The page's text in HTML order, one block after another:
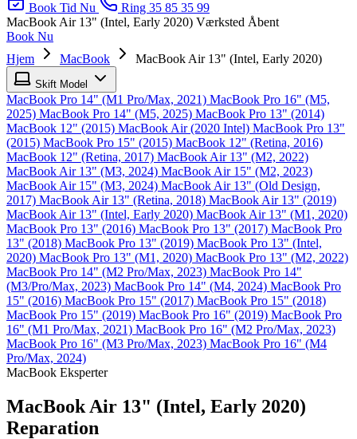
Book Tid Nu
Ring 35 85 35 99
MacBook Air 13" (Intel, Early 2020) Værksted Åbent
Book Nu
Hjem
MacBook MacBook Air 13" (Intel, Early 2020)
Skift Model
MacBook Pro 14" (M1 Pro/Max, 2021) MacBook Pro 16" (M5,
2025) MacBook Pro 14" (M5, 2025) MacBook Pro 13" (2014)
MacBook 12" (2015) MacBook Air (2020 Intel) MacBook Pro 13"
(2015) MacBook Pro 15" (2015) MacBook 12" (Retina, 2016)
MacBook 12" (Retina, 2017) MacBook Air 13" (M2, 2022)
MacBook Air 13" (M3, 2024) MacBook Air 15" (M2, 2023)
MacBook Air 15" (M3, 2024) MacBook Air 13" (Old Design,
2017) MacBook Air 13" (Retina, 2018) MacBook Air 13" (2019)
MacBook Air 13" (Intel, Early 2020) MacBook Air 13" (M1, 2020)
MacBook Pro 13" (2016) MacBook Pro 13" (2017) MacBook Pro
13" (2018) MacBook Pro 13" (2019) MacBook Pro 13" (Intel,
2020) MacBook Pro 13" (M1, 2020) MacBook Pro 13" (M2, 2022)
MacBook Pro 14" (M2 Pro/Max, 2023) MacBook Pro 14"
(M3/Pro/Max, 2023) MacBook Pro 14" (M4, 2024) MacBook Pro
15" (2016) MacBook Pro 15" (2017) MacBook Pro 15" (2018)
MacBook Pro 15" (2019) MacBook Pro 16" (2019) MacBook Pro
16" (M1 Pro/Max, 2021) MacBook Pro 16" (M2 Pro/Max, 2023)
MacBook Pro 16" (M3 Pro/Max, 2023) MacBook Pro 16" (M4
Pro/Max, 2024)
MacBook Eksperter
MacBook Air 13" (Intel, Early 2020)
Reparation